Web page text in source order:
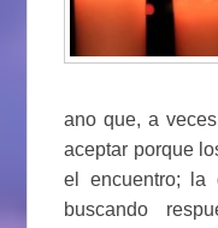
ano que, a
aceptar porque
el encuentro; la
buscando